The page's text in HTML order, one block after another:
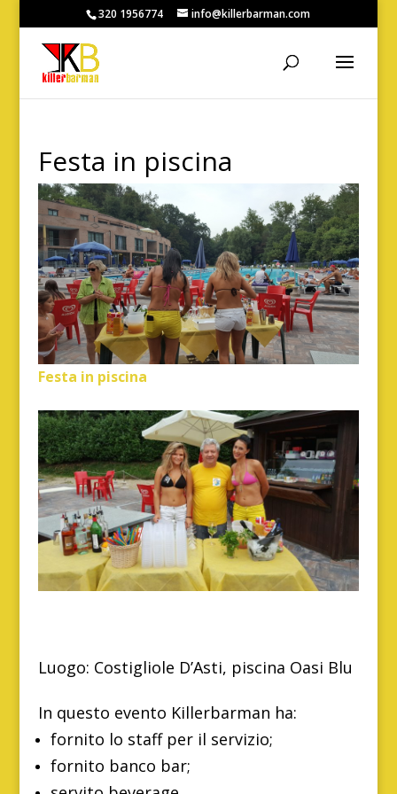
320 1956774 info@killerbarman.com
Festa in piscina
Festa in piscina
Luogo: Costigliole D’Asti, piscina Oasi Blu
In questo evento Killerbarman ha:
fornito lo staff per il servizio;
fornito banco bar;